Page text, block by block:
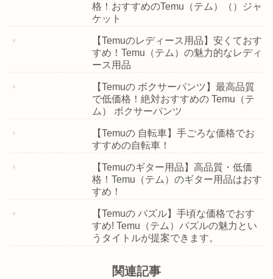
格！おすすめのTemu（テム）（）ジャ
ケット
【Temuのレディース用品】安くておす
すめ！Temu（テム）の魅力的なレディ
ース用品
【Temuの ボクサーパンツ】最高品質
で低価格！絶対おすすめの Temu（テ
ム） ボクサーパンツ
【Temuの 自転車】手ごろな価格でお
すすめの自転車！
【Temuのギター用品】高品質・低価
格！Temu（テム）のギター用品はおす
すめ！
【Temuの パズル】手頃な価格でおす
すめ! Temu（テム）パズルの魅力とい
うタイトルが提案できます。
関連記事